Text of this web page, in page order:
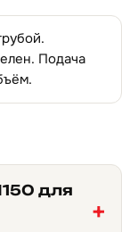
Подача
для